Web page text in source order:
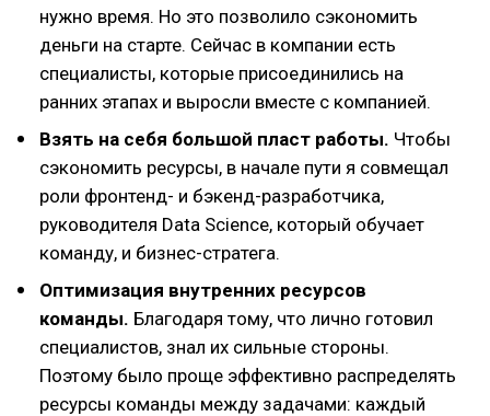
нужно время. Но это позволило сэкономить
деньги на старте. Сейчас в компании есть
специалисты, которые присоединились на
ранних этапах и выросли вместе с компанией.
Взять на себя большой пласт работы. Чтобы
сэкономить ресурсы, в начале пути я совмещал
роли фронтенд- и бэкенд-разработчика,
руководителя Data Science, который обучает
команду, и бизнес-стратега.
Оптимизация внутренних ресурсов
команды. Благодаря тому, что лично готовил
специалистов, знал их сильные стороны.
Поэтому было проще эффективно распределять
ресурсы команды между задачами: каждый